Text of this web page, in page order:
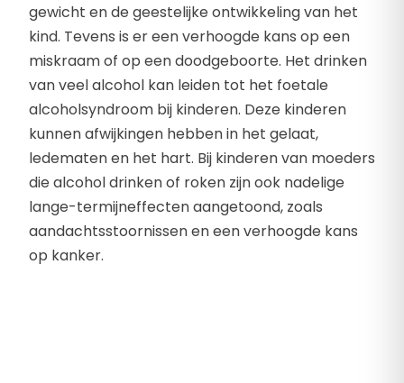
gewicht en de geestelijke ontwikkeling van het
kind. Tevens is er een verhoogde kans op een
miskraam of op een doodgeboorte. Het drinken
van veel alcohol kan leiden tot het foetale
alcoholsyndroom bij kinderen. Deze kinderen
kunnen afwijkingen hebben in het gelaat,
ledematen en het hart. Bij kinderen van moeders
die alcohol drinken of roken zijn ook nadelige
lange-termijneffecten aangetoond, zoals
aandachtsstoornissen en een verhoogde kans
op kanker.